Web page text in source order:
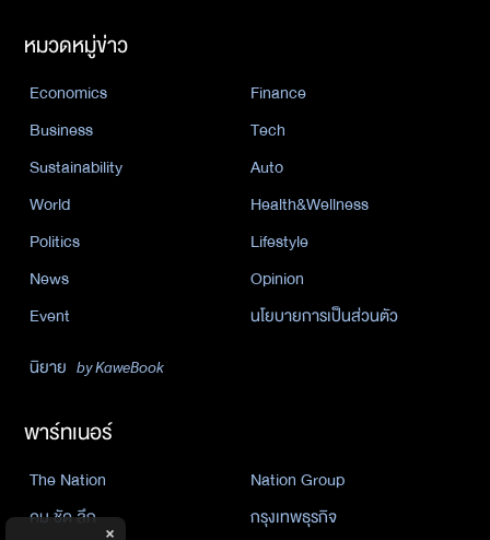
หมวดหมู่ข่าว
Economics
Finance
Business
Tech
Sustainability
Auto
World
Health&Wellness
Politics
Lifestyle
News
Opinion
Event
นโยบายการเป็นส่วนตัว
นิยาย by KaweBook
พาร์ทเนอร์
The Nation
Nation Group
คม ชัด ลึก
กรุงเทพธุรกิจ
×